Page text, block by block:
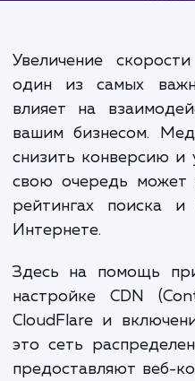
2-4 ч
*Каждый заказ индивидуален.
Увеличение
один из самых
влияет на
вашим бизнесом.
снизить
свою очередь
рейтингах
Интернете.
Здесь на помощь